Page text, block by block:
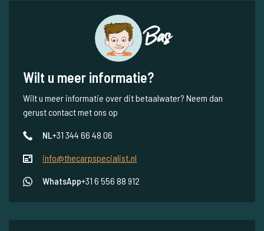
Bas
Wilt u meer informatie?
Wilt u meer informatie over dit betaalwater? Neem dan
gerust contact met ons op
NL+31 344 66 48 06
info@thecarpspecialist.nl
WhatsApp+31 6 556 88 912